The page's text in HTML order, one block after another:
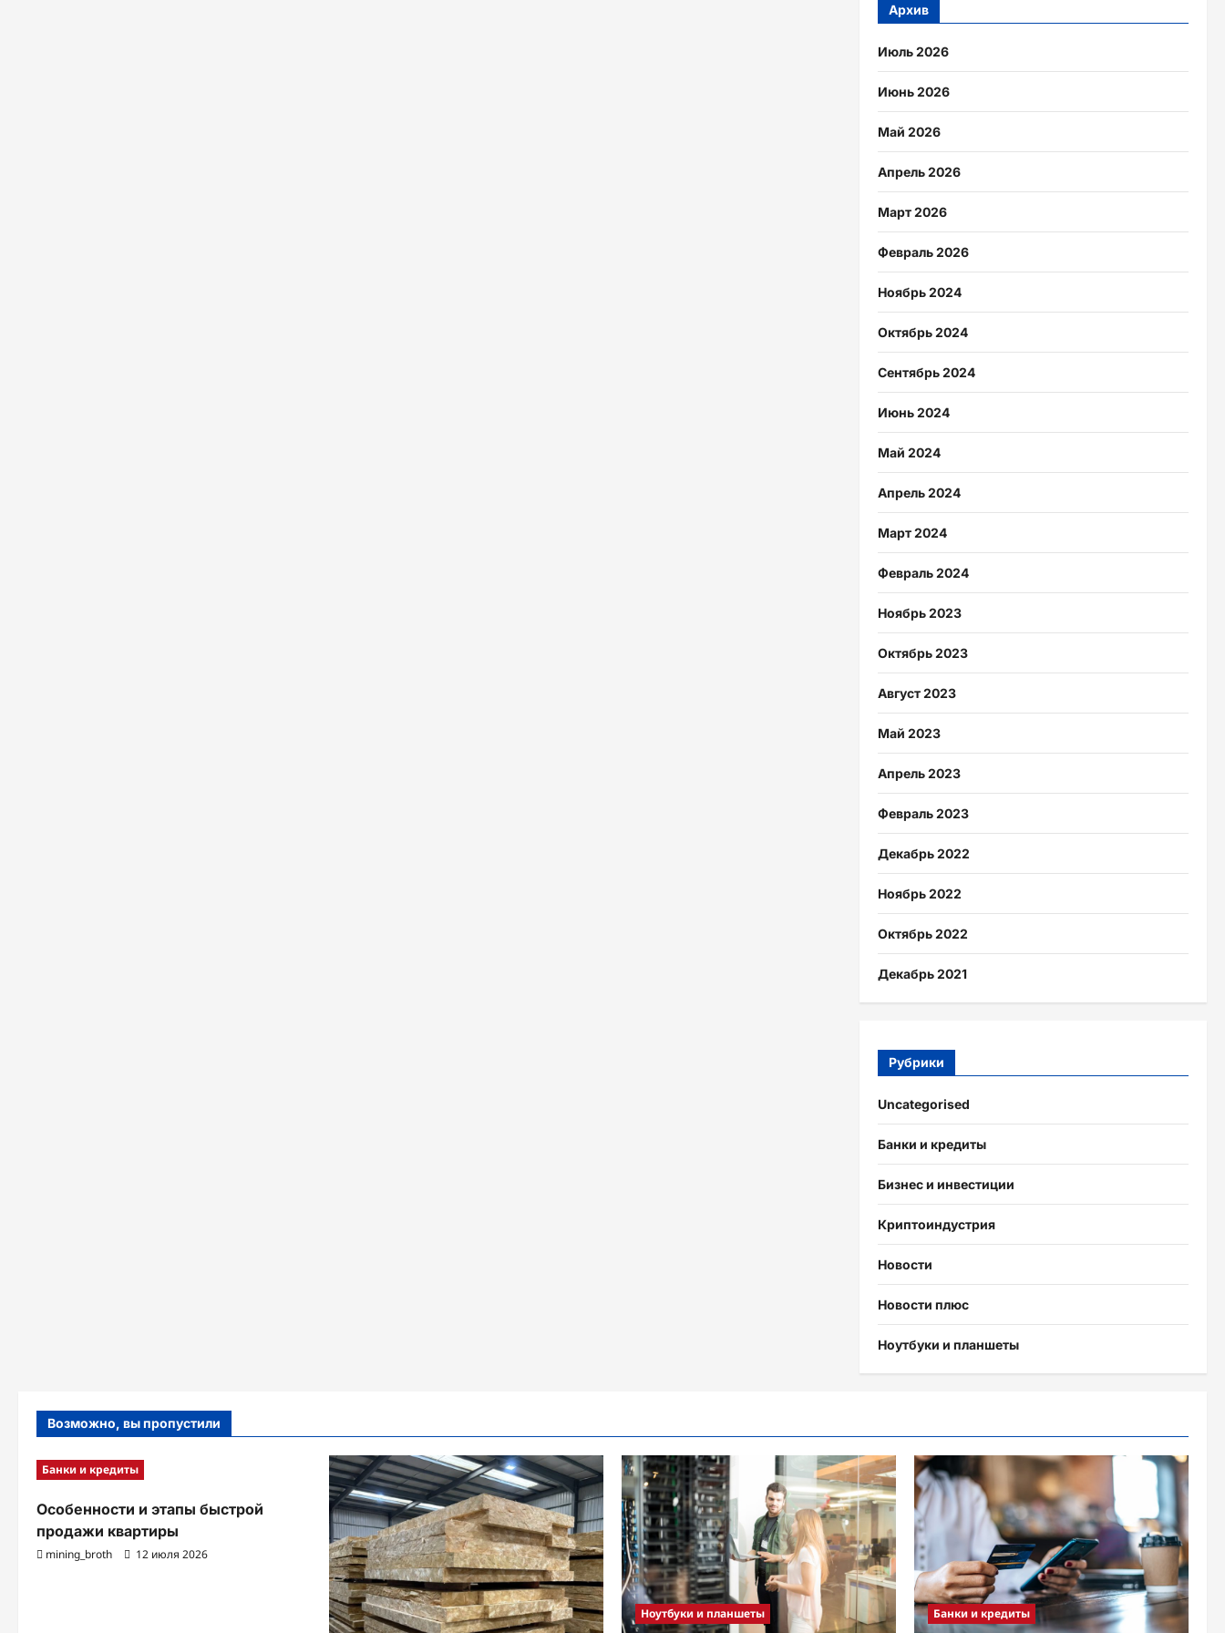
Архив
Июль 2026
Июнь 2026
Май 2026
Апрель 2026
Март 2026
Февраль 2026
Ноябрь 2024
Октябрь 2024
Сентябрь 2024
Июнь 2024
Май 2024
Апрель 2024
Март 2024
Февраль 2024
Ноябрь 2023
Октябрь 2023
Август 2023
Май 2023
Апрель 2023
Февраль 2023
Декабрь 2022
Ноябрь 2022
Октябрь 2022
Декабрь 2021
Рубрики
Uncategorised
Банки и кредиты
Бизнес и инвестиции
Криптоиндустрия
Новости
Новости плюс
Ноутбуки и планшеты
Возможно, вы пропустили
Банки и кредиты
Особенности и этапы быстрой
продажи квартиры
mining_broth 12 июля 2026
Ноутбуки и планшеты Банки и кредиты